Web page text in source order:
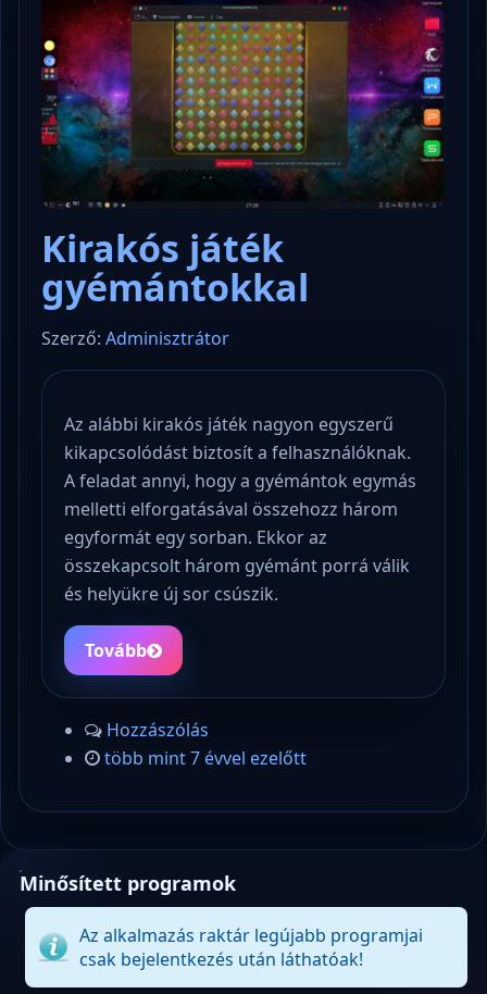
Kirakós játék
gyémántokkal
Szerző: Adminisztrátor
Az alábbi kirakós játék nagyon egyszerű
kikapcsolódást biztosít a felhasználóknak.
A feladat annyi, hogy a gyémántok egymás
melletti elforgatásával összehozz három
egyformát egy sorban. Ekkor az
összekapcsolt három gyémánt porrá válik
és helyükre új sor csúszik.
Tovább
Hozzászólás
több mint 7 évvel ezelőtt
Minősített programok
Az alkalmazás raktár legújabb programjai
csak bejelentkezés után láthatóak!